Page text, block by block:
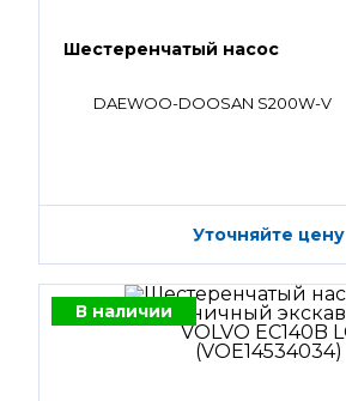
Шестеренчатый насос
DAEWOO-DOOSAN S200W-V
Уточняйте цену
В наличии